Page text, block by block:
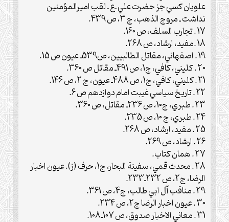
علويان کسي جز حضرت علي ـ‌ع‌ ـ لقب اميرالمؤمنين
نداشت ـ مروج الذهب، ج 3، ص 439.
17 . تجارب السلف، ص 160.
18 .مفيد، ارشاد، ص 268.
19 . اصفهاني، مقاتل الطالبيين، ص539ـ عيون ص 15.
20 . کليني، کافي، ج1، ص 491ـ مقاتل ص 360.
21 . کليني، کافي، ج1، ص 488ـ عيون، ج 2، ص 146.
22 . تاريخ سياسي غيبت امام دوازدهم ص 6.
23 . طبري، ج10، ص 236ـ مقاتل، ص 360.
24 . طبري، ج 10، ص 235.
25 . مفيد، ارشاد، ص 268.
26 . ارشاد، ص 269.
27 . همان کتاب.
28 . محدث قمي، سفينة البحار، ج1، حرف (ز). عيون اخبار
الرضا، ج2، ص 232ـ233.
29 . مناقب آل ابي طالب، ج4، ص 361.
30 . عيون اخبار الرضا ج2، ص 234.
31 . معاني الاخبار صدوق، ص 107ـ108.